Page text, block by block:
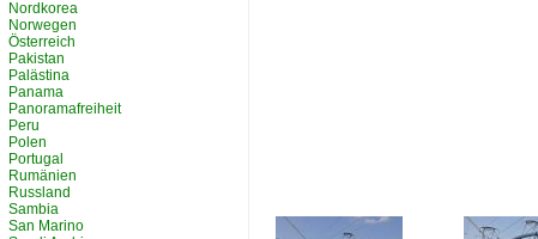
Nordkorea
Norwegen
Österreich
Pakistan
Palästina
Panama
Panoramafreiheit
Peru
Polen
Portugal
Rumänien
Russland
Sambia
San Marino